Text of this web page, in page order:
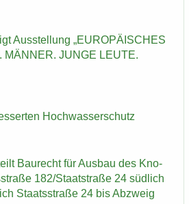
Aus­stel­lung „EU­RO­PÄI­SCHES
MÄN­NER. JUNGE LEUTE.
Hoch­was­ser­schutz
Bau­recht für Aus­bau des Kno­
182/Staat­stra­ße 24 süd­lich
Staats­stra­ße 24 bis Ab­zweig